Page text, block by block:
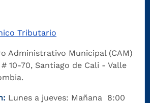
Tributario
Administrativo Municipal (CAM)
10-70, Santiago de Cali - Valle
Lunes a jueves: Mañana 8:00